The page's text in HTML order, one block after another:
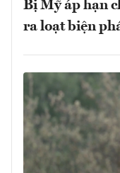
Bị Mỹ áp hạn
ra loạt biện